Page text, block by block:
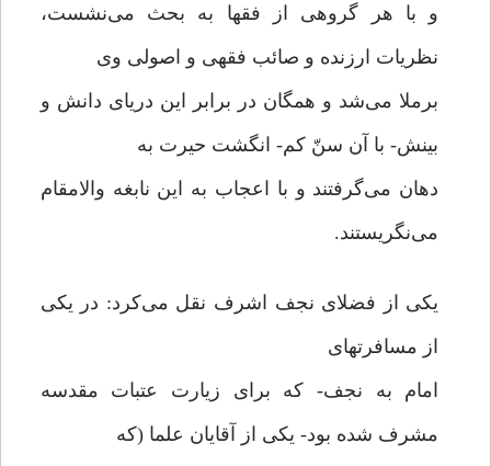
و با هر گروهی از فقها به بحث می‌نشست،
نظریات ارزنده و صائب فقهی و اصولی وی
برملا می‌شد و همگان در برابر این دریای دانش و
بینش- با آن سنّ کم- انگشت حیرت به
دهان می‌گرفتند و با اعجاب به این نابغه والامقام
می‌نگریستند.
یکی از فضلای نجف اشرف نقل می‌کرد: در یکی
از مسافرتهای
امام به نجف- که برای زیارت عتبات مقدسه
مشرف شده بود- یکی از آقایان علما (که